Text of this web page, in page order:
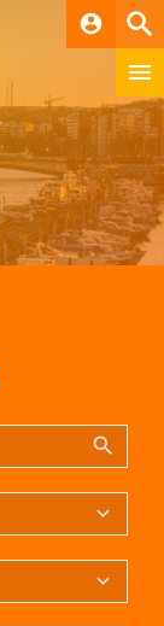
account_circle